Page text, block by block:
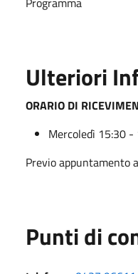
Ulteriori
ORARIO DI
Mercoledì 15:30 -
Previo appuntamento
Punti di